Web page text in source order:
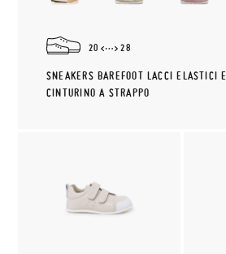
20 28
SNEAKERS BAREFOOT LACCI ELASTICI E
CINTURINO A STRAPPO